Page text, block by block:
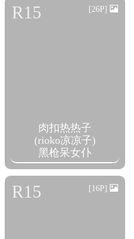
肉扣热热子
(rioko凉凉子)
黑枪呆女仆
R15 [26P]
R15 [16P]